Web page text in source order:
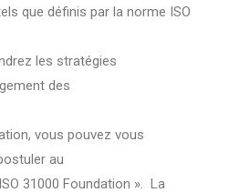
que définis par la norme ISO
les stratégies
des
vous pouvez vous
au
31000 Foundation ». La